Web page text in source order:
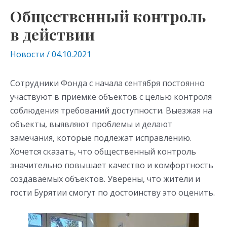
Общественный контроль
в действии
Новости /04.10.2021
Сотрудники Фонда с начала сентября постоянно
участвуют в приемке объектов с целью контроля
соблюдения требований доступности. Выезжая на
объекты, выявляют проблемы и делают
замечания, которые подлежат исправлению.
Хочется сказать, что общественный контроль
значительно повышает качество и комфортность
создаваемых объектов. Уверены, что жители и
гости Бурятии смогут по достоинству это оценить.